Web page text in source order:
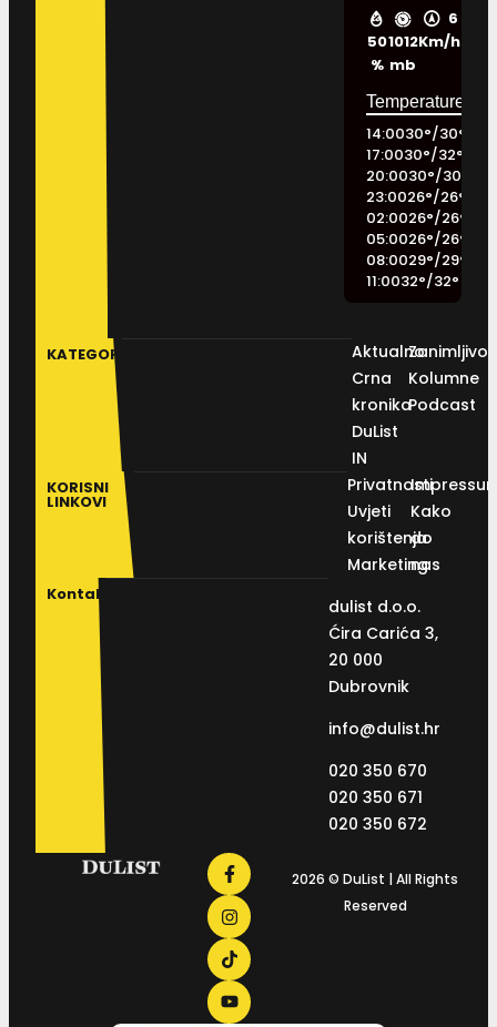
50
%
1012
mb
6
Km/h
14:0030°/30°
17:0030°/32°
20:0030°/30
23:0026°/26°
02:0026°/26°
05:0026°/26°
08:0029°/29°
11:0032°/32°
KATEGORIJE
Aktualno
Crna
kronika
DuList
IN
Kolumne
Podcast
KORISNI
LINKOVI
Privatnosti
Uvjeti
korištenja
Marketing
Kako
do
nas
Kontakt
dulist d.o.o.
Ćira Carića 3,
20 000
Dubrovnik
info@dulist.hr
020 350 670
020 350 671
020 350 672
2026 © DuList | All Rights
Reserved